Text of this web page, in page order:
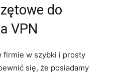
do
VPN
firmie w szybki i prosty
się, że posiadamy